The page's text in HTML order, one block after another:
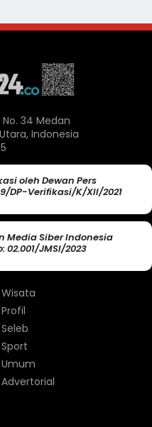
34 Medan
Indonesia
oleh Dewan Pers
DP-Verifikasi/K/XII/2021
Media Siber Indonesia
02.001/JMSI/2023
Wisata
Profil
Seleb
Sport
Umum
Advertorial